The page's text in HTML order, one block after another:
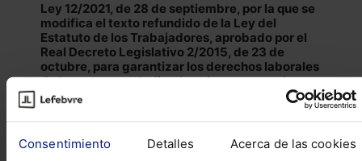
Consentimiento Detalles Acerca de las cookies
Ley 12/2021, de 28 de septiembre, por la que se
modifica el texto refundido de la Ley del
Estatuto de los Trabajadores, aprobado por el
Real Decreto Legislativo 2/2015, de 23 de
octubre, para garantizar los derechos laborales
de las personas dedicadas al reparto en el
ámbito de plataformas digitales.
BOE 233/2021 de 29 de Septiembre de 2021